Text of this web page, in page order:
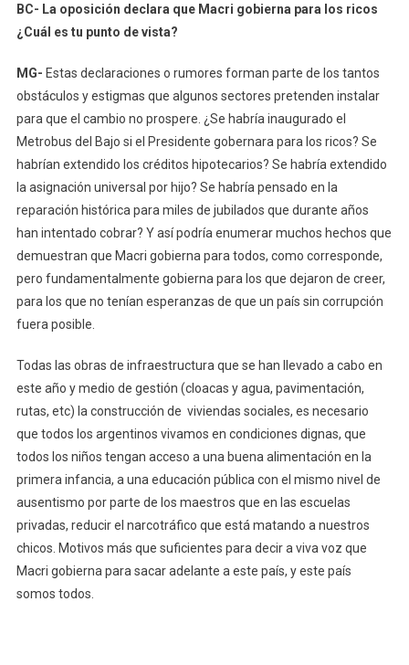
BC- La oposición declara que Macri gobierna para los ricos
¿Cuál es tu punto de vista?
MG- Estas declaraciones o rumores forman parte de los tantos
obstáculos y estigmas que algunos sectores pretenden instalar
para que el cambio no prospere. ¿Se habría inaugurado el
Metrobus del Bajo si el Presidente gobernara para los ricos? Se
habrían extendido los créditos hipotecarios? Se habría extendido
la asignación universal por hijo? Se habría pensado en la
reparación histórica para miles de jubilados que durante años
han intentado cobrar? Y así podría enumerar muchos hechos que
demuestran que Macri gobierna para todos, como corresponde,
pero fundamentalmente gobierna para los que dejaron de creer,
para los que no tenían esperanzas de que un país sin corrupción
fuera posible.
Todas las obras de infraestructura que se han llevado a cabo en
este año y medio de gestión (cloacas y agua, pavimentación,
rutas, etc) la construcción de viviendas sociales, es necesario
que todos los argentinos vivamos en condiciones dignas, que
todos los niños tengan acceso a una buena alimentación en la
primera infancia, a una educación pública con el mismo nivel de
ausentismo por parte de los maestros que en las escuelas
privadas, reducir el narcotráfico que está matando a nuestros
chicos. Motivos más que suficientes para decir a viva voz que
Macri gobierna para sacar adelante a este país, y este país
somos todos.